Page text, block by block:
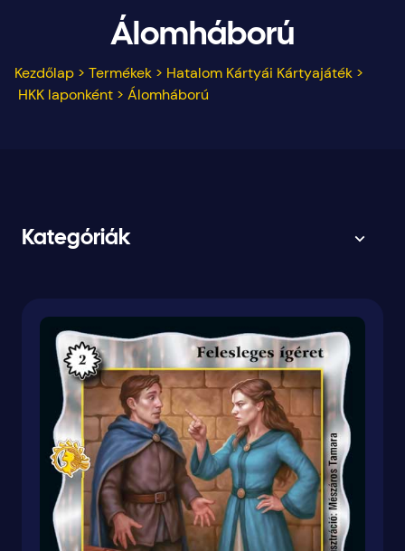
Álomháború
Kezdőlap > Termékek > Hatalom Kártyái Kártyajáték >
HKK laponként > Álomháború
Kategóriák